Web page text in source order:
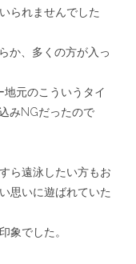
られませんでした
か、 多くの方が入っ
地元のこういうタイ
みNGだったので
ら遠泳したい方もお
思いに遊ばれていた
象でした。